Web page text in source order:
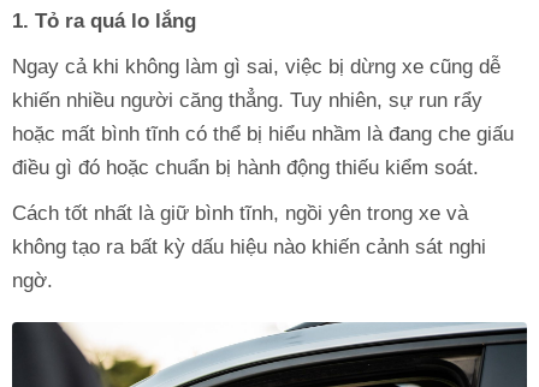
1. Tỏ ra quá lo lắng
Ngay cả khi không làm gì sai, việc bị dừng xe cũng dễ
khiến nhiều người căng thẳng. Tuy nhiên, sự run rẩy
hoặc mất bình tĩnh có thể bị hiểu nhầm là đang che giấu
điều gì đó hoặc chuẩn bị hành động thiếu kiểm soát.
Cách tốt nhất là giữ bình tĩnh, ngồi yên trong xe và
không tạo ra bất kỳ dấu hiệu nào khiến cảnh sát nghi
ngờ.